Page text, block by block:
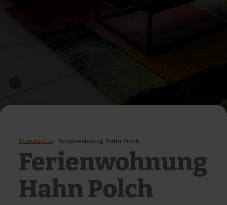
Startpagina Ferienwohnung Hahn Polch
Ferienwohnung
Hahn Polch